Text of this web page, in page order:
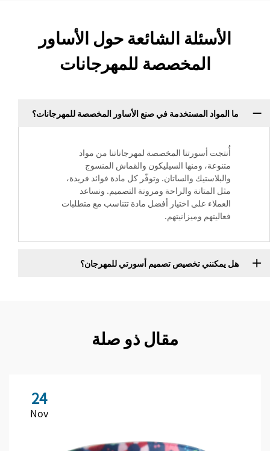
الأسئلة الشائعة حول الأساور
المخصصة للمهرجانات
ما المواد المستخدمة في صنع الأساور المخصصة للمهرجانات؟
أُنتجت أسورتنا المخصصة لمهرجاناتنا من مواد
متنوعة، ومنها السيليكون والقماش المنسوج
والبلاستيك والساتان. وتوفّر كل مادة فوائد فريدة،
مثل المتانة والراحة ومرونة التصميم. ونساعد
العملاء على اختيار أفضل مادة تتناسب مع متطلبات
فعاليتهم وميزانيتهم.
هل يمكنني تخصيص تصميم أسورتي للمهرجان؟
مقال ذو صلة
24
Nov